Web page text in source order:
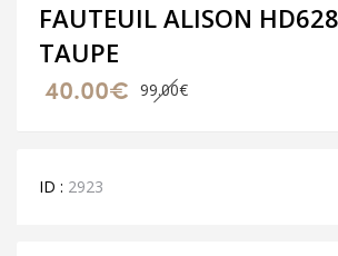
FAUTEUIL ALISON
TAUPE
99.00€Le
prix
40.00€ Le
prix
ID : 2923